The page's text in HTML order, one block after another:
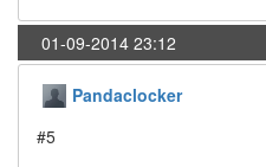
01-09-2014 23:12
Pandaclocker
#5